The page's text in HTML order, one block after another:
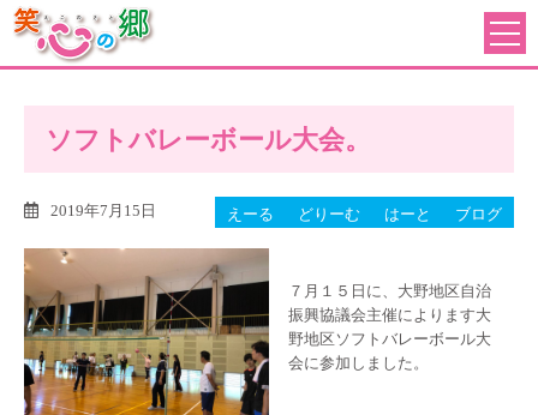
ソフトバレーボール大会。
2019年7月15日 えーる どりーむ はーと ブログ
７月１５日に、大野地区自治
振興協議会主催によります大
野地区ソフトバレーボール大
会に参加しました。